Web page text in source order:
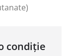
condiție